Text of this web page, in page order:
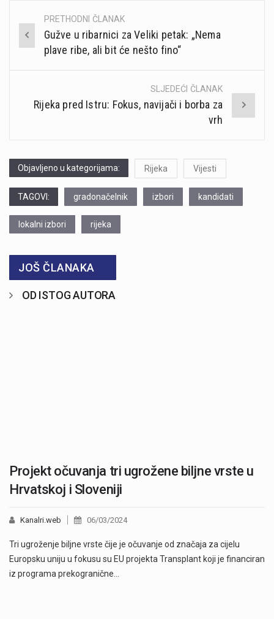
Post
navigation
PRETHODNI ČLANAK
Gužve u ribarnici za Veliki petak: „Nema
plave ribe, ali bit će nešto fino“
SLJEDEĆI ČLANAK
Rijeka pred Istru: Fokus, navijači i borba za
vrh
Objavljeno u kategorijama: Rijeka Vijesti
TAGOVI: gradonačelnik izbori kandidati
lokalni izbori rijeka
JOŠ ČLANAKA
OD ISTOG AUTORA
Projekt očuvanja tri ugrožene biljne vrste u
Hrvatskoj i Sloveniji
Kanalri.web 06/03/2024
Tri ugroženje biljne vrste čije je očuvanje od značaja za cijelu
Europsku uniju u fokusu su EU projekta Transplant koji je financiran
iz programa prekogranične…